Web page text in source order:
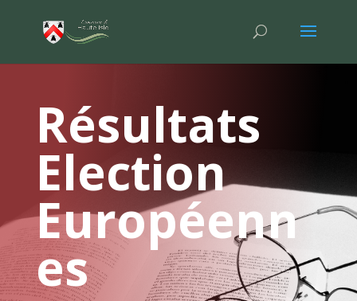
Résultats
Election
Européenn
es